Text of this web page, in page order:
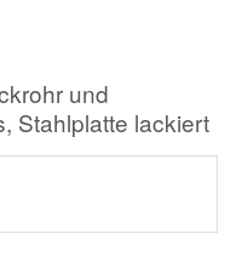
und
Stahlplatte lackiert